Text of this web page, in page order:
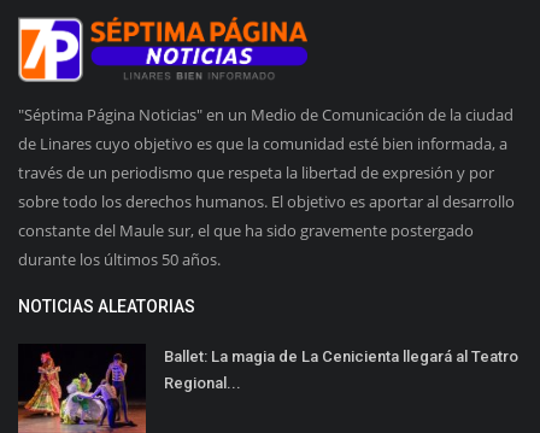
"Séptima Página Noticias" en un Medio de Comunicación de la ciudad
de Linares cuyo objetivo es que la comunidad esté bien informada, a
través de un periodismo que respeta la libertad de expresión y por
sobre todo los derechos humanos. El objetivo es aportar al desarrollo
constante del Maule sur, el que ha sido gravemente postergado
durante los últimos 50 años.
NOTICIAS ALEATORIAS
Ballet: La magia de La Cenicienta llegará al Teatro
Regional...